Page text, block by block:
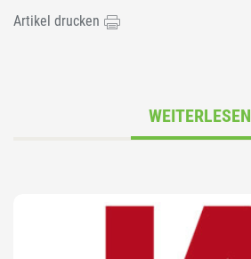
Artikel drucken
WEITERLESEN